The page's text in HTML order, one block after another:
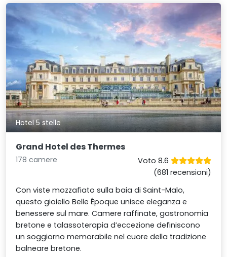
Hotel 5 stelle
Grand Hotel des Thermes
178 camere
Voto 8.6
(681 recensioni)
Con viste mozzafiato sulla baia di Saint-Malo,
questo gioiello Belle Époque unisce eleganza e
benessere sul mare. Camere raffinate, gastronomia
bretone e talassoterapia d’eccezione definiscono
un soggiorno memorabile nel cuore della tradizione
balneare bretone.